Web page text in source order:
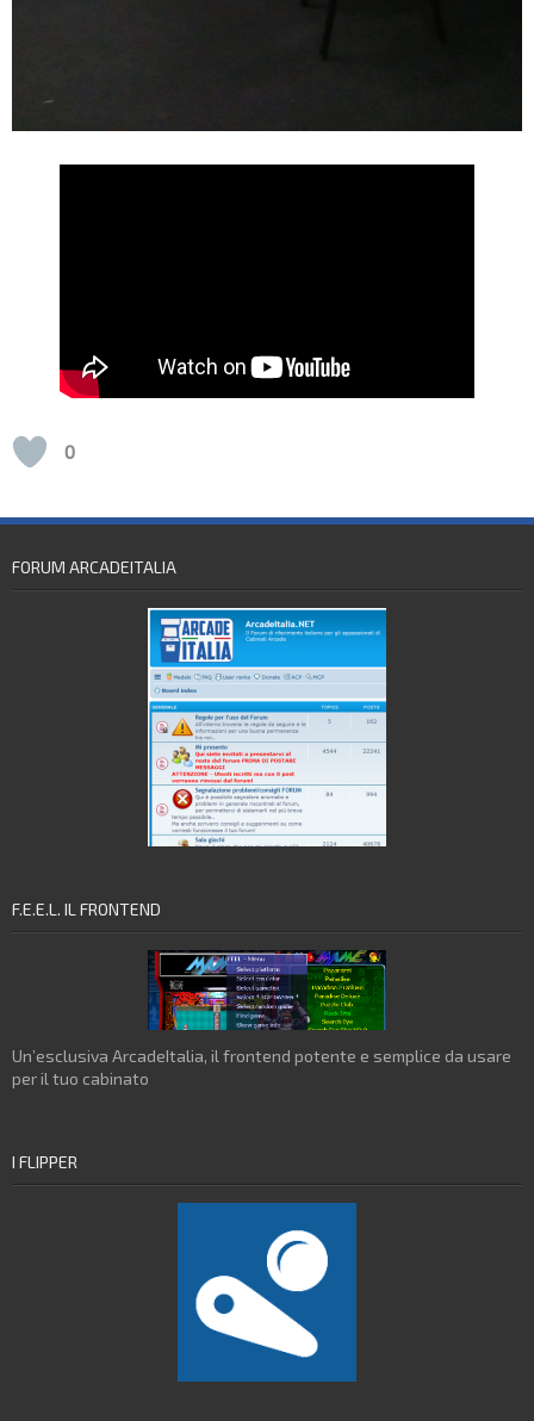
0
FORUM ARCADEITALIA
F.E.E.L. IL FRONTEND
Un’esclusiva ArcadeItalia, il frontend potente e semplice da usare
per il tuo cabinato
I FLIPPER